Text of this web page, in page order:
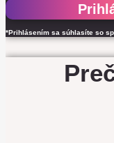
*Prihlásením sa súhlasíte so